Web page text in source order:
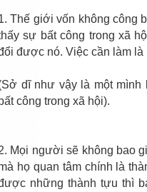
Thế giới vốn không công
sự bất công trong xã
được nó. Việc cần làm
dĩ như vậy là một
bất công trong xã hội).
Mọi người sẽ không bao
họ quan tâm chính là
những thành tựu thì